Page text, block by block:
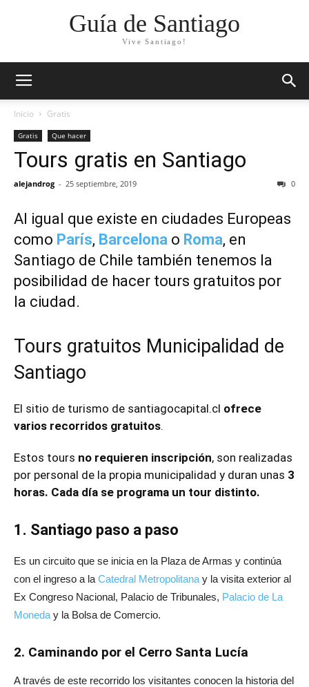
Guía de Santiago
Vive Santiago!
Inicio Gratis
Gratis Que hacer
Tours gratis en Santiago
alejandrog - 25 septiembre, 2019 0
Al igual que existe en ciudades Europeas
como París, Barcelona o Roma, en
Santiago de Chile también tenemos la
posibilidad de hacer tours gratuitos por
la ciudad.
Tours gratuitos Municipalidad de
Santiago
El sitio de turismo de santiagocapital.cl ofrece
varios recorridos gratuitos.
Estos tours no requieren inscripción, son realizadas
por personal de la propia municipalidad y duran unas 3
horas. Cada día se programa un tour distinto.
1. Santiago paso a paso
Es un circuito que se inicia en la Plaza de Armas y continúa
con el ingreso a la Catedral Metropolitana y la visita exterior al
Ex Congreso Nacional, Palacio de Tribunales, Palacio de La
Moneda y la Bolsa de Comercio.
2. Caminando por el Cerro Santa Lucía
A través de este recorrido los visitantes conocen la historia del